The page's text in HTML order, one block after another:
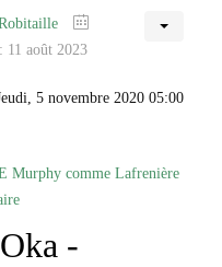
11 août 2023
5 novembre 2020 05:00
Murphy comme Lafrenière
-